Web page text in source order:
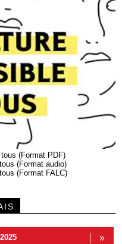
(Format PDF)
(Format audio)
(Format FALC)
»